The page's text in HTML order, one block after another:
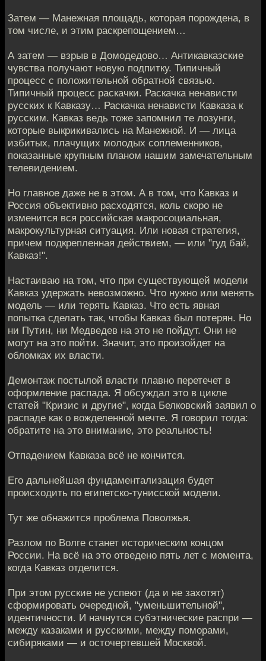
Затем — Манежная площадь, которая порождена, в
том числе, и этим раскрепощением…
А затем — взрыв в Домодедово… Антикавказские
чувства получают новую подпитку. Типичный
процесс с положительной обратной связью.
Типичный процесс раскачки. Раскачка ненависти
русских к Кавказу… Раскачка ненависти Кавказа к
русским. Кавказ ведь тоже запомнил те лозунги,
которые выкрикивались на Манежной. И — лица
избитых, плачущих молодых соплеменников,
показанные крупным планом нашим замечательным
телевидением.
Но главное даже не в этом. А в том, что Кавказ и
Россия объективно расходятся, коль скоро не
изменится вся российская макросоциальная,
макрокультурная ситуация. Или новая стратегия,
причем подкрепленная действием, — или "гуд бай,
Кавказ!".
Настаиваю на том, что при существующей модели
Кавказ удержать невозможно. Что нужно или менять
модель — или терять Кавказ. Что есть явная
попытка сделать так, чтобы Кавказ был потерян. Но
ни Путин, ни Медведев на это не пойдут. Они не
могут на это пойти. Значит, это произойдет на
обломках их власти.
Демонтаж постылой власти плавно перетечет в
оформление распада. Я обсуждал это в цикле
статей "Кризис и другие", когда Белковский заявил о
распаде как о вожделенной мечте. Я говорил тогда:
обратите на это внимание, это реальность!
Отпадением Кавказа всё не кончится.
Его дальнейшая фундаментализация будет
происходить по египетско-тунисской модели.
Тут же обнажится проблема Поволжья.
Разлом по Волге станет историческим концом
России. На всё на это отведено пять лет с момента,
когда Кавказ отделится.
При этом русские не успеют (да и не захотят)
сформировать очередной, "уменьшительной",
идентичности. И начнутся субэтнические распри —
между казаками и русскими, между поморами,
сибиряками — и осточертевшей Москвой.